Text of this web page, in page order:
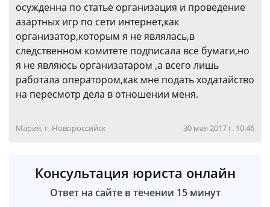
осужденна по статье организация и проведение
азартных игр по сети интернет,как
организатор,которым я не являлась,в
следственном комитете подписала все бумаги,но
я не являюсь организатаром ,а всего лишь
работала оператором,как мне подать ходатайство
на пересмотр дела в отношении меня.
Мария, г. Новороссийск 30 мая 2017 г. 10:46
Консультация юриста онлайн
Ответ на сайте в течении 15 минут